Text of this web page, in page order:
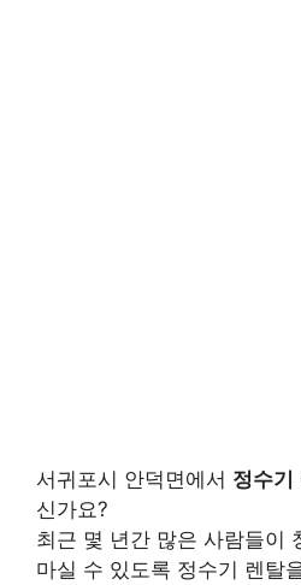
서귀포시 안덕면에서 정수기
신가요?
최근 몇 년간 많은 사람들이
마실 수 있도록 정수기 렌탈